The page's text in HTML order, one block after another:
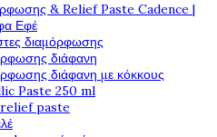
& Relief Paste Cadence |
Εφέ
διαμόρφωσης
διάφανη
διάφανη με κόκκους
Paste 250 ml
paste